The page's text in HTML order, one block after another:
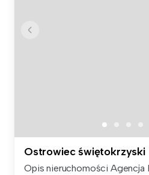
Ostrowiec świętokrzyski
Opis nieruchomości Agencja